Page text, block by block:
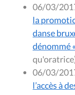
06/03/
la
danse
dénommé
06/03/
l’accès à